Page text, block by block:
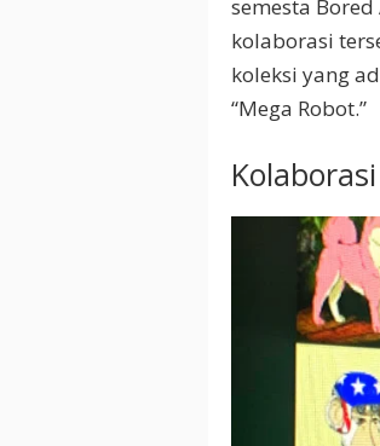
semesta
kolaborasi
koleksi yang
“Mega Robot.”
Kolaborasi